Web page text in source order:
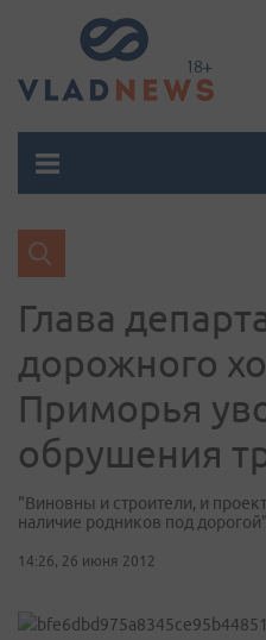
Глава
дорожного
Приморья
обрушения
"Виновны и строители, и
наличие родников под дорогой"
14:26, 26 июня 2012